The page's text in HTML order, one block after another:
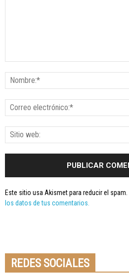
Este sitio usa Akismet para reducir el spam.
los datos de tus comentarios.
REDES SOCIALES